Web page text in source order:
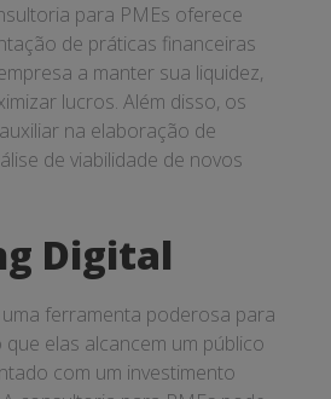
para PMEs oferece
de práticas financeiras
a manter sua liquidez,
lucros. Além disso, os
na elaboração de
de viabilidade de novos
Digital
uma ferramenta poderosa para
elas alcancem um público
com um investimento